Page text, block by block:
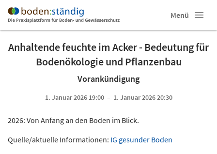
Menü
Anhaltende feuchte im Acker - Bedeutung für
Bodenökologie und Pflanzenbau
Vorankündigung
1. Januar 2026 19:00 – 1. Januar 2026 20:30
2026: Von Anfang an den Boden im Blick.
Quelle/aktuelle Informationen: IG gesunder Boden